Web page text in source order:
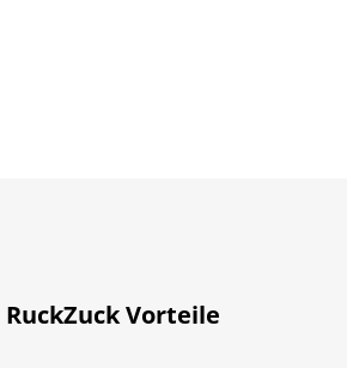
RuckZuck Vorteile